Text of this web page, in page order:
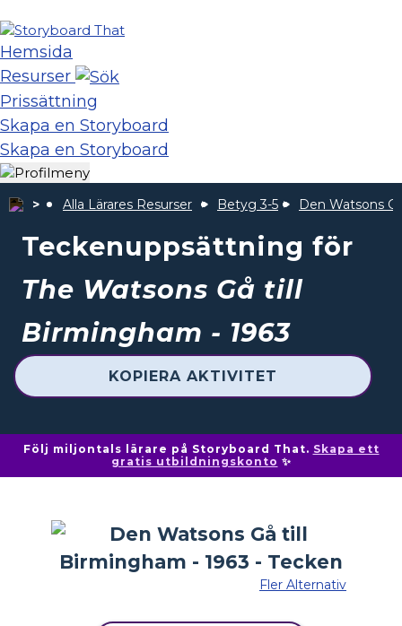
Hemsida
Resurser
Prissättning
Skapa en Storyboard
Skapa en Storyboard
Alla Lärares Resurser Betyg 3-5 Den Watsons
Teckenuppsättning för
The Watsons Gå till
Birmingham - 1963
KOPIERA AKTIVITET
Följ miljontals lärare på Storyboard That. Skapa ett
gratis utbildningskonto ✨
Fler Alternativ